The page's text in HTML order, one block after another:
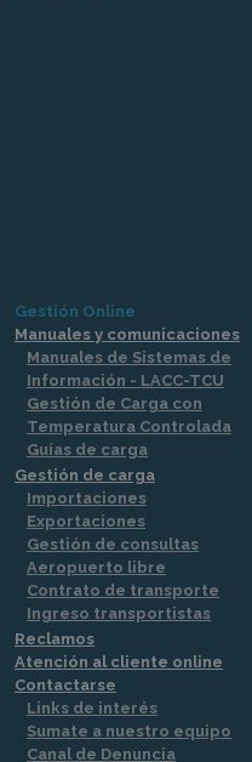
Gestión Online
Manuales y comunicaciones
Manuales de Sistemas de
Información - LACC-TCU
Gestión de Carga con
Temperatura Controlada
Guías de carga
Gestión de carga
Importaciones
Exportaciones
Gestión de consultas
Aeropuerto libre
Contrato de transporte
Ingreso transportistas
Reclamos
Atención al cliente online
Contactarse
Links de interés
Sumate a nuestro equipo
Canal de Denuncia